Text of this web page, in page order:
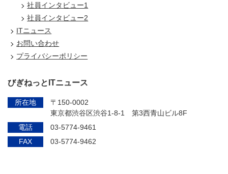
社員インタビュー1
社員インタビュー2
ITニュース
お問い合わせ
プライバシーポリシー
びぎねっとITニュース
所在地
〒150-0002
東京都渋谷区渋谷1-8-1 第3西青山ビル8F
電話
03-5774-9461
FAX
03-5774-9462